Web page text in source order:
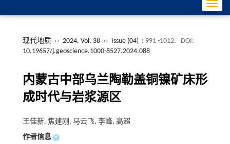
现代地质 ›› 2024, Vol. 38 ›› Issue (04) : 991 -1012.
DOI:
10.19657/j.geoscience.1000-8527.2024.088
内蒙古中部乌兰陶勒盖铜镍矿床形
成时代与岩浆源区
王佳新, 焦建刚, 马云飞, 李峰, 高超
作者信息 +